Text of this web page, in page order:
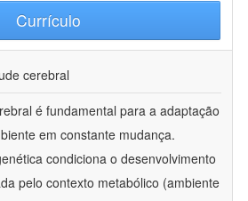
Currículo
cerebral
é fundamental para a adaptação
em constante mudança.
condiciona o desenvolvimento
pelo contexto metabólico (ambiente